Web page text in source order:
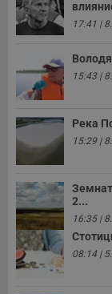
17:41 |
15:43 |
Река
15:29 |
2...
16:35 |
08:14 |